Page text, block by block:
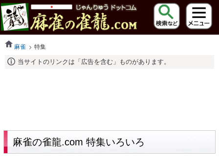
麻雀 特集
当サイトのリンクは「広告を含む」ものがあります。
麻雀の雀龍.com 特集いろいろ